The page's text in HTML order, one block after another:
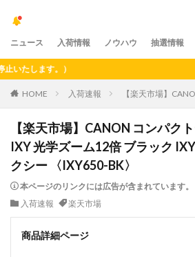
ニュース 入荷情報 ノウハウ 抽選情報
します。）
HOME 入荷速報 【楽天市場】
【楽天市場】CANON コンパク
IXY 光学ズーム12倍 ブラック
クシー 〈IXY650-BK〉
本ページのリンクには広告が含まれています。
入荷速報
楽天市場
商品詳細ページ